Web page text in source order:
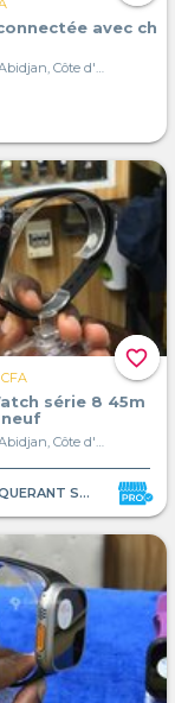
avec ch
Cocody, Abidjan, Côte d'Ivoire
favorite_border
CFA
série 8 45m
Cocody, Abidjan, Côte d'Ivoire
CONQUERANT STORE